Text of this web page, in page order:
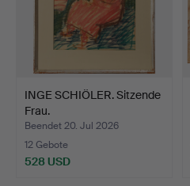
INGE SCHIÖLER. Sitzende
Frau.
Beendet 20. Jul 2026
12 Gebote
528 USD